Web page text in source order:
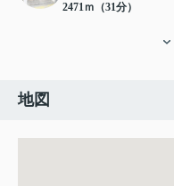
2471ｍ（31分）
地図